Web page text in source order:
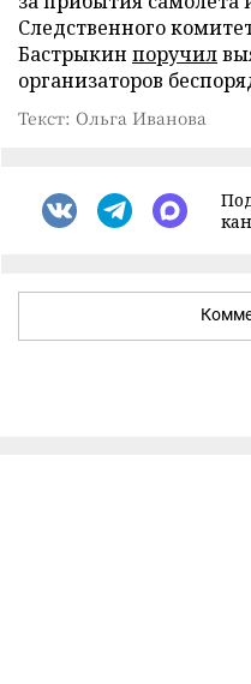
Следственного
Бастрыкин поручил
организаторов
Текст: Ольга Иванова